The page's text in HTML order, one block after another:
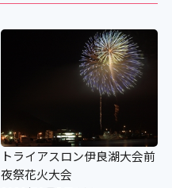
トライアスロン伊良湖大会前
夜祭花火大会